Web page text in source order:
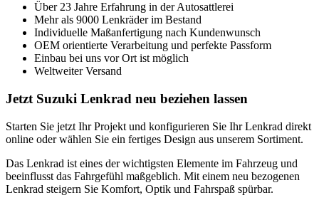
Über 23 Jahre Erfahrung in der Autosattlerei
Mehr als 9000 Lenkräder im Bestand
Individuelle Maßanfertigung nach Kundenwunsch
OEM orientierte Verarbeitung und perfekte Passform
Einbau bei uns vor Ort ist möglich
Weltweiter Versand
Jetzt Suzuki Lenkrad neu beziehen lassen
Starten Sie jetzt Ihr Projekt und konfigurieren Sie Ihr Lenkrad direkt
online oder wählen Sie ein fertiges Design aus unserem Sortiment.
Das Lenkrad ist eines der wichtigsten Elemente im Fahrzeug und
beeinflusst das Fahrgefühl maßgeblich. Mit einem neu bezogenen
Lenkrad steigern Sie Komfort, Optik und Fahrspaß spürbar.